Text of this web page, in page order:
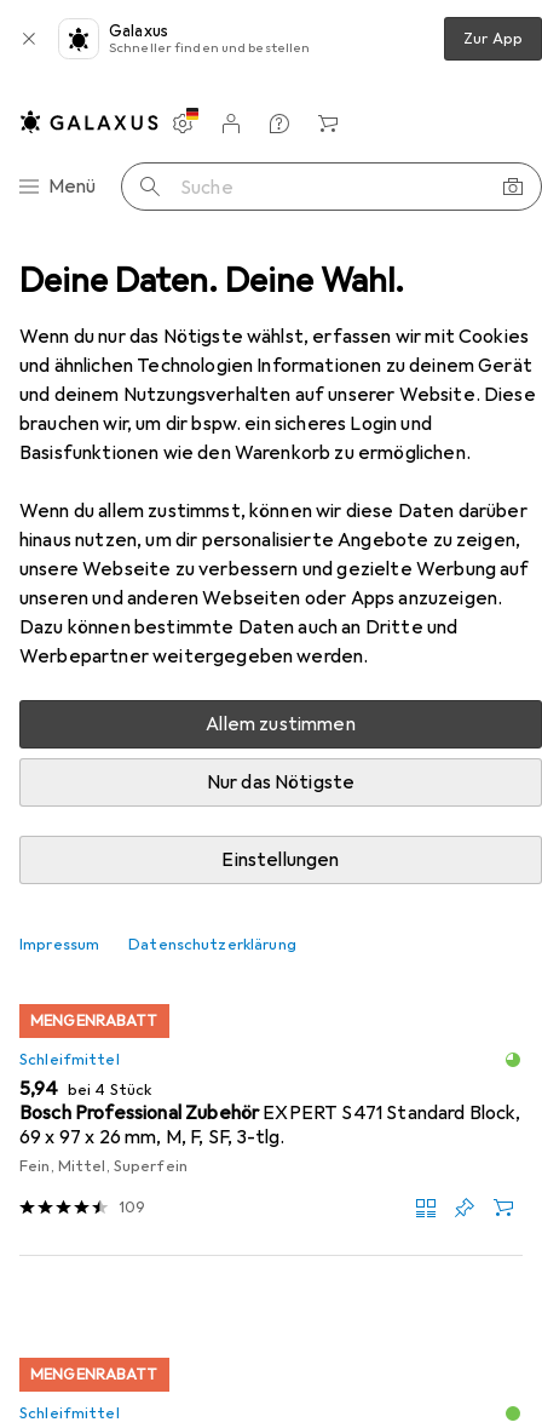
Deine Daten. Deine Wahl.
Wenn du nur das Nötigste wählst, erfassen wir mit Cookies
und ähnlichen Technologien Informationen zu deinem Gerät
und deinem Nutzungsverhalten auf unserer Website. Diese
brauchen wir, um dir bspw. ein sicheres Login und
Basisfunktionen wie den Warenkorb zu ermöglichen.
Wenn du allem zustimmst, können wir diese Daten darüber
hinaus nutzen, um dir personalisierte Angebote zu zeigen,
unsere Webseite zu verbessern und gezielte Werbung auf
unseren und anderen Webseiten oder Apps anzuzeigen.
Dazu können bestimmte Daten auch an Dritte und
Werbepartner weitergegeben werden.
Allem zustimmen
Nur das Nötigste
Einstellungen
Impressum Datenschutzerklärung
Galaxus
Schneller finden und bestellen Zur App
Navigation nach Kategorien
Menü Suche
Einstellungen
Kundenkonto
Vergleichslisten
Merklisten
Warenkorb
Klingspor PS 30 D - Schleifrolle 115 x 50000 mm
EUR
37,98
KlingsporPS 30 D - Schleifrolle 115 x
50000 mm
120
Zubehör für Klingspor PS 30 D -
Schleifrolle 115 x 50000 mm
Hier findest du passendes Zubehör zum Produkt Klingspor
Beliebt Klingspor
MENGENRABATT
Schleifmittel
EUR
5,94 bei 4 Stück
Bosch Professional ZubehörEXPERT S471 Standard Block,
69 x 97 x 26 mm, M, F, SF, 3-tlg.
Fein, Mittel, Superfein
109
MENGENRABATT
Schleifmittel